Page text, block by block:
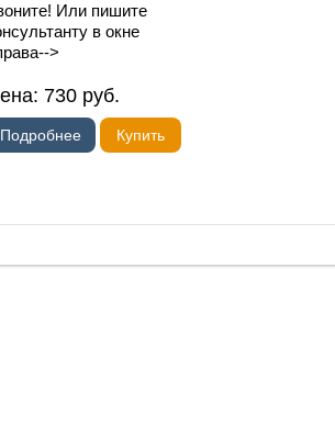
Или пишите
в окне
>
730 руб.
Подробнее Купить